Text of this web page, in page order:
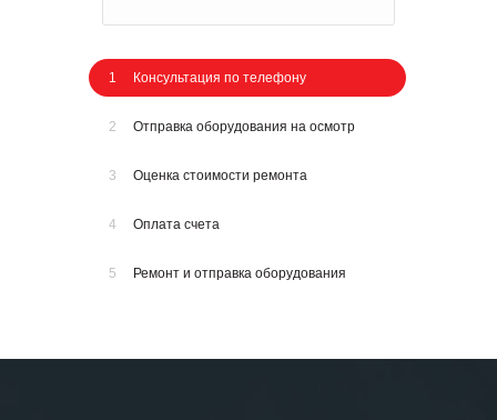
1 Консультация по телефону
2 Отправка оборудования на осмотр
3 Оценка стоимости ремонта
4 Оплата счета
5 Ремонт и отправка оборудования